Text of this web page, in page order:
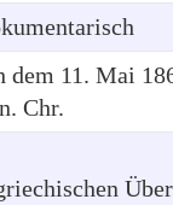
dem 11. Mai
Chr.